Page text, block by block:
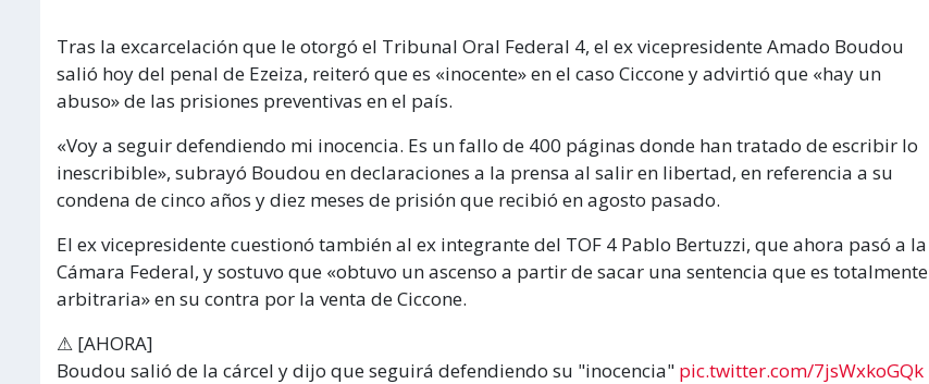
Tras la excarcelación que le otorgó el Tribunal Oral Federal 4, el ex vicepresidente Amado Boudou
salió hoy del penal de Ezeiza, reiteró que es «inocente» en el caso Ciccone y advirtió que «hay un
abuso» de las prisiones preventivas en el país.
«Voy a seguir defendiendo mi inocencia. Es un fallo de 400 páginas donde han tratado de escribir lo
inescribible», subrayó Boudou en declaraciones a la prensa al salir en libertad, en referencia a su
condena de cinco años y diez meses de prisión que recibió en agosto pasado.
El ex vicepresidente cuestionó también al ex integrante del TOF 4 Pablo Bertuzzi, que ahora pasó a la
Cámara Federal, y sostuvo que «obtuvo un ascenso a partir de sacar una sentencia que es totalmente
arbitraria» en su contra por la venta de Ciccone.
⚠ [AHORA]
Boudou salió de la cárcel y dijo que seguirá defendiendo su "inocencia" pic.twitter.com/7jsWxkoGQk